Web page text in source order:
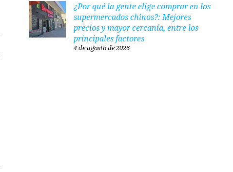
¿Por qué la gente elige comprar en los
supermercados chinos?: Mejores
precios y mayor cercanía, entre los
principales factores
4 de agosto de 2026